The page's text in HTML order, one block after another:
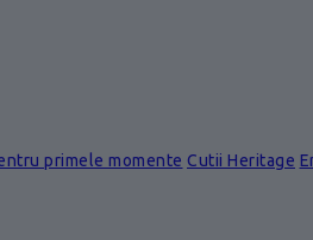
primele momente Cutii Heritage